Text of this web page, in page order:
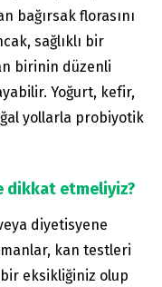
bağırsak florasını
sağlıklı bir
birinin düzenli
Yoğurt, kefir,
yollarla probiyotik
dikkat etmeliyiz?
diyetisyene
kan testleri
eksikliğiniz olup